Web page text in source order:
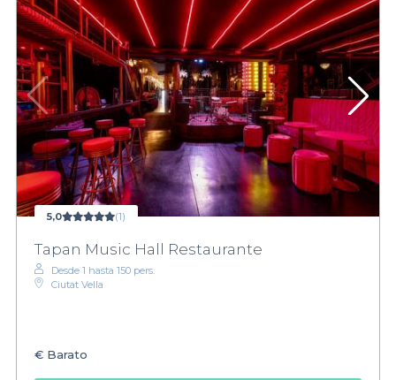
5,0 (1)
Tapan Music Hall Restaurante
Desde 1 hasta 150 pers.
Ciutat Vella
€ Barato